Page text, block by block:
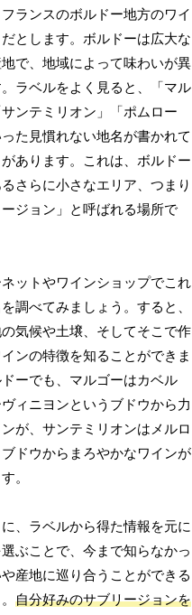
ランスのボルドー地方のワイ
とします。ボルドーは広大な
で、地域によって味わいが異
ラベルをよく見ると、「マル
ンテミリオン」「ポムロー
た見慣れない地名が書かれて
あります。これは、ボルドー
さらに小さなエリア、つまり
ージョン」と呼ばれる場所で
ットやワインショップでこれ
調べてみましょう。すると、
気候や土壌、そしてそこで作
ンの特徴を知ることができま
ーでも、マルゴーはカベル
ィニヨンというブドウから力
が、サンテミリオンはメルロ
ドウからまろやかなワインが
。
、ラベルから得た情報を元に
ぶことで、今まで知らなかっ
産地に巡り合うことができる
自分好みのサブリージョンを